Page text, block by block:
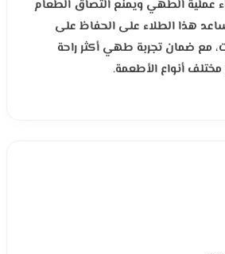
عملية الطهي ويمنع التصاق الطعام
هذا الطلاء على الحفاظ على
مع ضمان تجربة طهي أكثر راحة
مختلف أنواع الأطعمة.